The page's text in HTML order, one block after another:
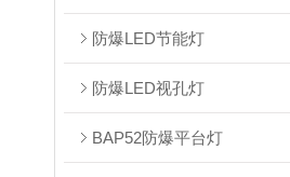
防爆LED节能灯
防爆LED视孔灯
BAP52防爆平台灯